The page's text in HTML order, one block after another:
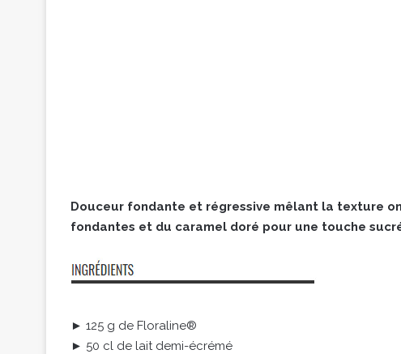
Douceur fondante et régressive mêlant la texture
fondantes et du caramel doré pour une touche
► 125 g de Floraline®
► 50 cl de lait demi-écrémé